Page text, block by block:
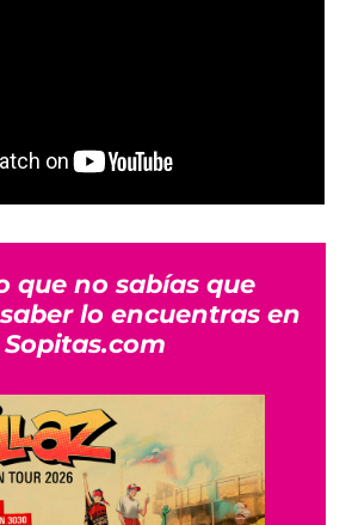
que no sabías que
lo encuentras en
Sopitas.com